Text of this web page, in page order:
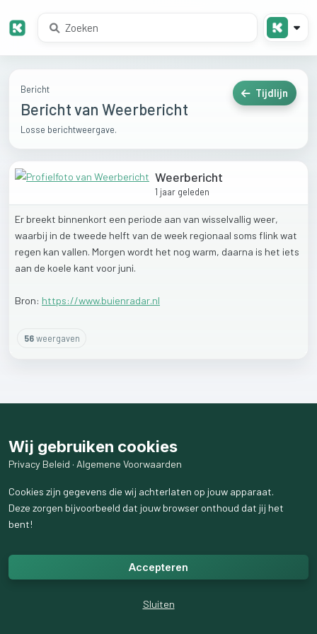
Bericht
Bericht van Weerbericht
Losse berichtweergave.
Tijdlijn
Weerbericht
1 jaar geleden
Er breekt binnenkort een periode aan van wisselvallig weer,
waarbij in de tweede helft van de week regionaal soms flink wat
regen kan vallen. Morgen wordt het nog warm, daarna is het iets
aan de koele kant voor juni.
Bron: https://www.buienradar.nl
56weergaven
Wij gebruiken cookies
Privacy Beleid · Algemene Voorwaarden
Cookies zijn gegevens die wij achterlaten op jouw apparaat.
Deze zorgen bijvoorbeeld dat jouw browser onthoud dat jij het
bent!
Accepteren
Sluiten